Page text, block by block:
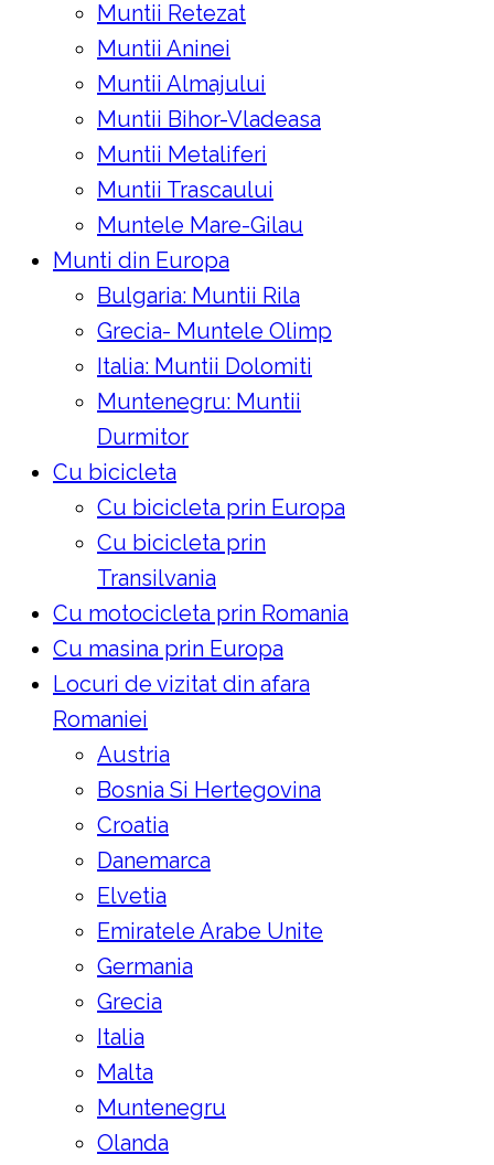
Muntii Retezat
Muntii Aninei
Muntii Almajului
Muntii Bihor-Vladeasa
Muntii Metaliferi
Muntii Trascaului
Muntele Mare-Gilau
Munti din Europa
Bulgaria: Muntii Rila
Grecia- Muntele Olimp
Italia: Muntii Dolomiti
Muntenegru: Muntii
Durmitor
Cu bicicleta
Cu bicicleta prin Europa
Cu bicicleta prin
Transilvania
Cu motocicleta prin Romania
Cu masina prin Europa
Locuri de vizitat din afara
Romaniei
Austria
Bosnia Si Hertegovina
Croatia
Danemarca
Elvetia
Emiratele Arabe Unite
Germania
Grecia
Italia
Malta
Muntenegru
Olanda